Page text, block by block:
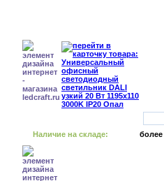
Наличие на складе: более